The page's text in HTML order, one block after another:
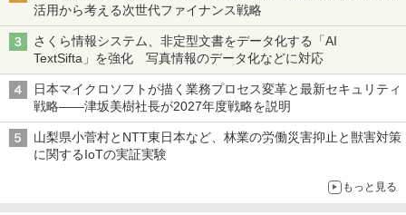
活用から考える次世代ファイナンス戦略
さくら情報システム、非定型文書をデータ化する「AI
TextSifta」を強化 写真情報のデータ化などに対応
日本マイクロソフトが描く業務プロセス変革と最新セキュリティ
戦略――津坂美樹社長が2027年度戦略を説明
山梨県小菅村とNTT東日本など、林業の労働災害抑止と獣害対策
に関するIoTの実証実験
もっと見る